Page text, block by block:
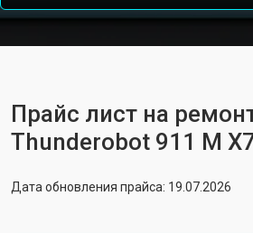
Прайс лист на
Thunderobot 911 M
Дата обновления прайса: 19.07.2026